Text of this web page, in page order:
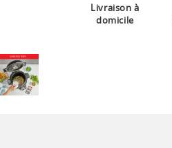
Livraison à
domicile